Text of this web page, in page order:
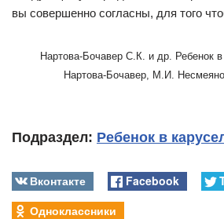
вы совершенно согласны, для того
Нартова-Бочавер С.К. и др. Ребенок
Нартова-Бочавер, М.И.
Подраздел: Ребенок в
Вконтакте Facebook
Одноклассники